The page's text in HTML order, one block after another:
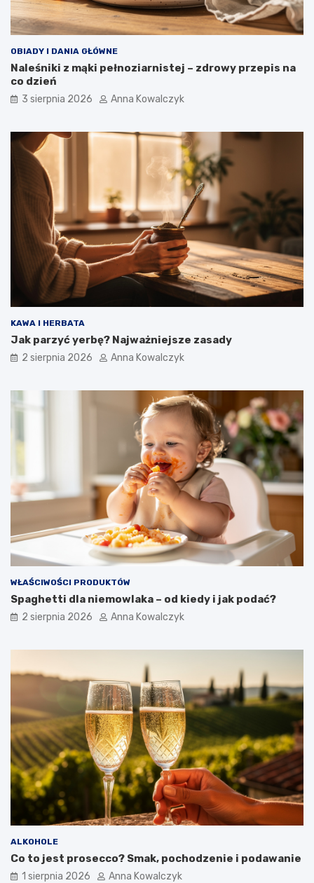
OBIADY I DANIA GŁÓWNE
Naleśniki z mąki pełnoziarnistej – zdrowy przepis na
co dzień
3 sierpnia 2026 Anna Kowalczyk
KAWA I HERBATA
Jak parzyć yerbę? Najważniejsze zasady
2 sierpnia 2026 Anna Kowalczyk
WŁAŚCIWOŚCI PRODUKTÓW
Spaghetti dla niemowlaka – od kiedy i jak podać?
2 sierpnia 2026 Anna Kowalczyk
ALKOHOLE
Co to jest prosecco? Smak, pochodzenie i podawanie
1 sierpnia 2026 Anna Kowalczyk